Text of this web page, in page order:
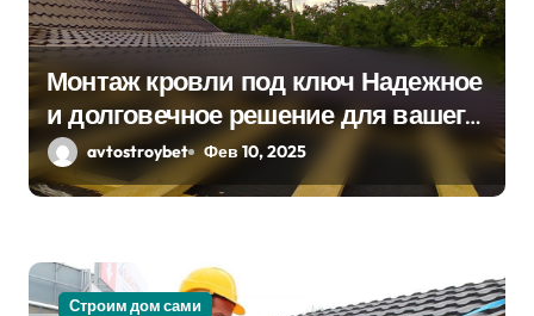
а
п
и
с
м
Монтаж кровли под ключ Надежное
и долговечное решение для вашего
домаavtostroybet Фев 10, 2025
Строим дом сами